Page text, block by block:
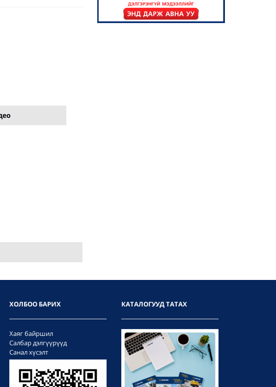
ХОЛБОО БАРИХ
Хаяг байршил
Салбар дэлгүүрүүд
Санал хүсэлт
КАТАЛОГУУД ТАТАХ